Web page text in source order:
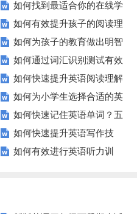
出！
排序题？[疑问式标题]
如何找到最适合你的在线学
习平台？这里有你需要知道的一
切！
如何有效提升孩子的阅读理
解能力？这里有秘诀！
如何为孩子的教育做出明智
的选择？——一份全面指南
如何通过词汇识别测试有效
提升英语词汇量？
如何快速提升英语阅读理解
能力？这些技巧助你一臂之力！
如何为小学生选择合适的英
语听力测试工具？
如何快速记住英语单词？五
种实用记忆法帮你解决难题
如何快速提升英语写作技
能？这5个技巧你必须知道！
如何有效进行英语听力训